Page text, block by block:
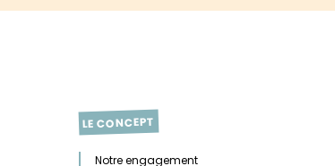
LE CONCEPT
Notre engagement